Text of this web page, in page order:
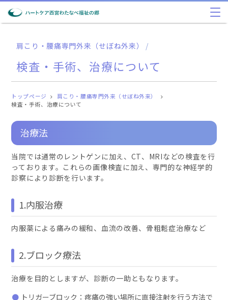
肩こり・腰痛専門外来（せぼね外来） /
検査・手術、治療について
トップページ
肩こり・腰痛専門外来（せぼね外来）
検査・手術、治療について
治療法
当院では通常のレントゲンに加え、CT、MRIなどの検査を行
っております。これらの画像検査に加え、専門的な神経学的
診察により診断を行います。
1.内服治療
内服薬による痛みの緩和、血流の改善、骨粗鬆症治療など
2.ブロック療法
治療を目的としますが、診断の一助ともなります。
トリガーブロック：疼痛の強い場所に直接注射を行う方法で